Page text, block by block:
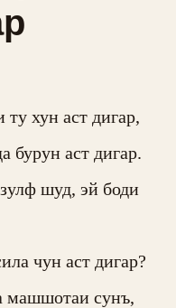
хун аст дигар,
бурун аст дигар.
шуд, эй боди
чун аст дигар?
машшотаи сунъ,